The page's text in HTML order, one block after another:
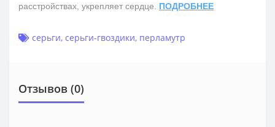
расстройствах, укрепляет сердце. ПОДРОБНЕЕ
серьги, серьги-гвоздики, перламутр
Отзывов (0)